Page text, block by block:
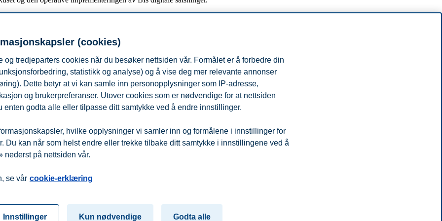
Inge Jan Henjesand. Henjesand vil med det i 2018 gå inn i sin andre åremålsperiode fram mot 2022.
20.000 studenter årlig. Virksomheten er organisert i en selveiende stiftelse hvis formål ene og alene er undervisning og forskning. Alt
studiesteder i Norge: Oslo, Bergen, Trondheim og Stavanger.
andre som i stort og smått har bidratt til BIs utvikling i 2017. God samhandling er avgjørende for kvaliteten på BIs forskning og
i året som gikk vil ha positiv betydning for BIs utvikling i fremtiden.
(cookies)
og tredjeparters cookies når du besøker nettsiden vår. Formålet er å forbedre din
statistikk og analyse) og å vise deg mer relevante annonser
Dette betyr at vi kan samle inn personopplysninger som IP-adresse,
og brukerpreferanser. Utover cookies som er nødvendige for at nettsiden
enten godta alle eller tilpasse ditt samtykke ved å endre innstillinger.
hvilke opplysninger vi samler inn og formålene i innstillinger for
Du kan når som helst endre eller trekke tilbake ditt samtykke i innstillingene ved å
nederst på nettsiden vår.
se vår cookie-erklæring
Innstillinger Kun nødvendige Godta alle